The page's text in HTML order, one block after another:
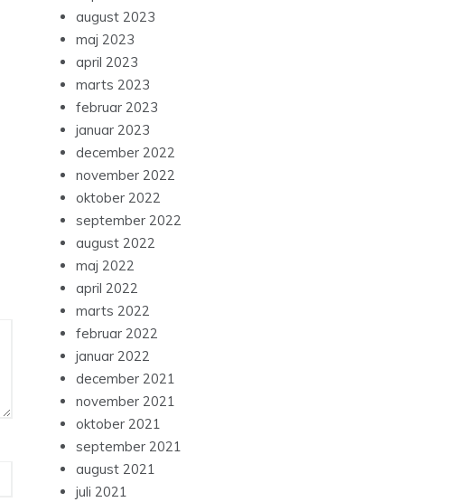
august 2023
maj 2023
april 2023
marts 2023
februar 2023
januar 2023
december 2022
november 2022
oktober 2022
september 2022
august 2022
maj 2022
april 2022
marts 2022
februar 2022
januar 2022
december 2021
november 2021
oktober 2021
september 2021
august 2021
juli 2021